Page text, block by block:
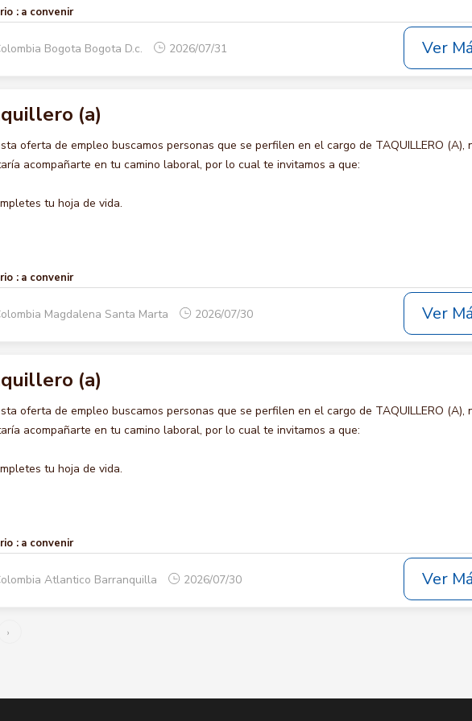
: a convenir
Bogota Bogota D.c. 2026/07/31 Ver
(a)
oferta de empleo buscamos personas que se perfilen en el cargo de TAQUILLERO (A),
acompañarte en tu camino laboral, por lo cual te invitamos a que:
tu hoja de vida.
: a convenir
Magdalena Santa Marta 2026/07/30 Ver
(a)
oferta de empleo buscamos personas que se perfilen en el cargo de TAQUILLERO (A),
acompañarte en tu camino laboral, por lo cual te invitamos a que:
tu hoja de vida.
: a convenir
Atlantico Barranquilla 2026/07/30 Ver
›